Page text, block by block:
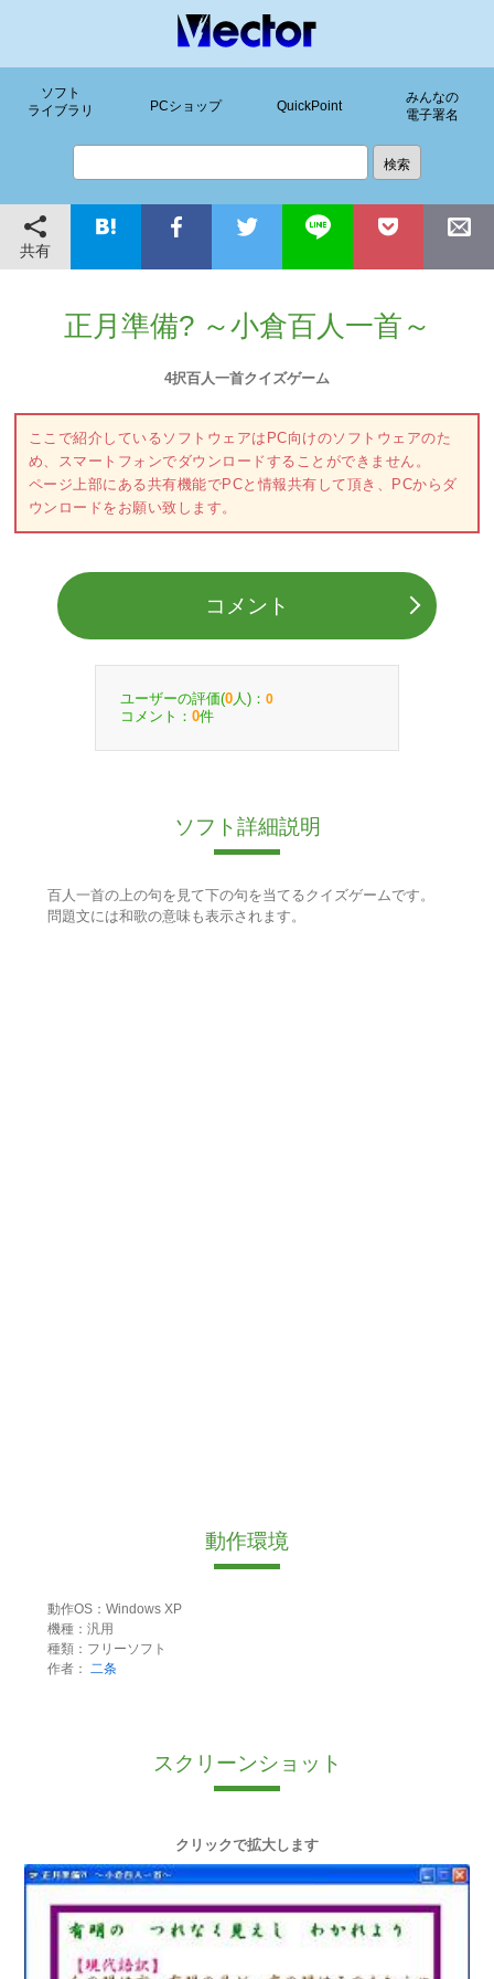
ソフト
ライブラリ
PCショップ QuickPoint
みんなの
電子署名
共有
正月準備? ～小倉百人一首～
4択百人一首クイズゲーム
ここで紹介しているソフトウェアはPC向けのソフトウェアのた
め、スマートフォンでダウンロードすることができません。
ページ上部にある共有機能でPCと情報共有して頂き、PCからダ
ウンロードをお願い致します。
コメント
ユーザーの評価(0 人)： 0
コメント： 0件
ソフト詳細説明
百人一首の上の句を見て下の句を当てるクイズゲームです。
問題文には和歌の意味も表示されます。
動作環境
動作OS：Windows XP
機種：汎用
種類：フリーソフト
作者： 二条
スクリーンショット
クリックで拡大します